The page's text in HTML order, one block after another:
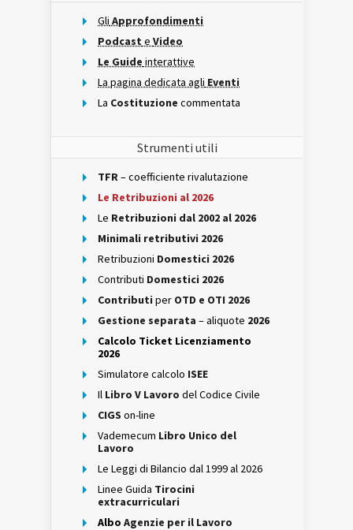
Gli Approfondimenti
Podcast e Video
Le Guide interattive
La pagina dedicata agli Eventi
La Costituzione commentata
Strumenti utili
TFR– coefficiente rivalutazione
Le Retribuzioni al 2026
Le Retribuzioni dal 2002 al 2026
Minimali retributivi 2026
Retribuzioni Domestici 2026
Contributi Domestici 2026
Contributi per OTD e OTI 2026
Gestione separata – aliquote 2026
Calcolo Ticket Licenziamento
2026
Simulatore calcolo ISEE
Il Libro V Lavoro del Codice Civile
CIGS on-line
Vademecum Libro Unico del
Lavoro
Le Leggi di Bilancio dal 1999 al 2026
Linee Guida Tirocini
extracurriculari
Albo Agenzie per il Lavoro